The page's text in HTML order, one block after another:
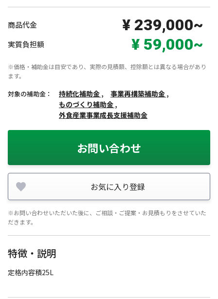
商品代金 ¥ 239,000~
実質負担額 ¥ 59,000~
※価格・補助金は目安であり、実際の見積額、控除額とは異なる場合があり
ます。
対象の補助金： 持続化補助金 ,
事業再構築補助金 ,
ものづくり補助金 ,
外食産業事業成長支援補助金
お問い合わせ
お気に入り登録
※お問い合わせいただいた後に、ご相談・ご提案・お見積もりをさせていた
だきます。
特徴・説明
定格内容積25L